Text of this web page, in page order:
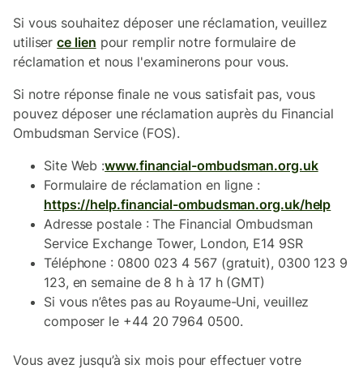
Si vous souhaitez déposer une réclamation, veuillez
utiliserce lien pour remplir notre formulaire de
réclamation et nous l'examinerons pour vous.
Si notre réponse finale ne vous satisfait pas, vous
pouvez déposer une réclamation auprès du Financial
Ombudsman Service (FOS).
Site Web :www.financial-ombudsman.org.uk
Formulaire de réclamation en ligne :
https://help.financial-ombudsman.org.uk/help
Adresse postale : The Financial Ombudsman
Service Exchange Tower, London, E14 9SR
Téléphone : 0800 023 4 567 (gratuit), 0300 123 9
123, en semaine de 8 h à 17 h (GMT)
Si vous n’êtes pas au Royaume-Uni, veuillez
composer le +44 20 7964 0500.
Vous avez jusqu’à six mois pour effectuer votre